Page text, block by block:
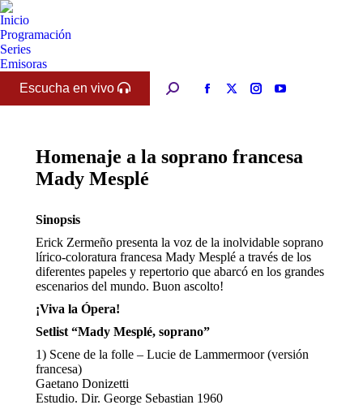
Inicio
Programación
Series
Emisoras
Escucha en vivo
Buscar:
Facebook
new
X
in
new
Instagram
new
YouTube
new
Homenaje a la soprano francesa
Mady Mesplé
Sinopsis
Erick Zermeño presenta la voz de la inolvidable soprano
lírico-coloratura francesa Mady Mesplé a través de los
diferentes papeles y repertorio que abarcó en los grandes
escenarios del mundo. Buon ascolto!
¡Viva la Ópera!
Setlist “Mady Mesplé, soprano”
1) Scene de la folle – Lucie de Lammermoor (versión
francesa)
Gaetano Donizetti
Estudio. Dir. George Sebastian 1960